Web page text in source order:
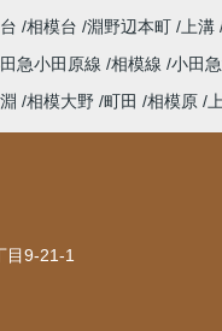
相模台 淵野辺本町 上溝
急小田原線 相模線 小田
相模大野 町田 相模原
目9-21-1